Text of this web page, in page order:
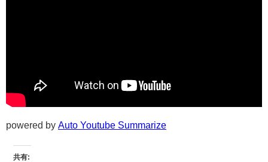
powered by Auto Youtube Summarize
共有: